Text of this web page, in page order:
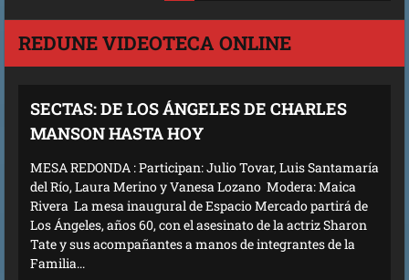
REDUNE VIDEOTECA ONLINE
SECTAS: DE LOS ÁNGELES DE CHARLES
MANSON HASTA HOY
MESA REDONDA : Participan: Julio Tovar, Luis Santamaría
del Río, Laura Merino y Vanesa Lozano Modera: Maica
Rivera La mesa inaugural de Espacio Mercado partirá de
Los Ángeles, años 60, con el asesinato de la actriz Sharon
Tate y sus acompañantes a manos de integrantes de la
Familia...